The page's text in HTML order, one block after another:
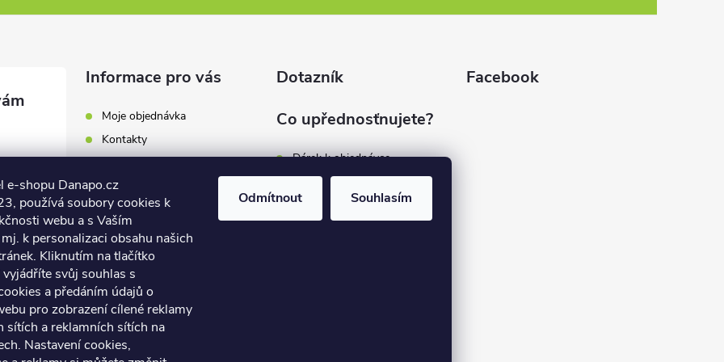
e-shopu Danapo.cz
používá soubory cookies k
webu a s Vaším
k personalizaci obsahu našich
Kliknutím na tlačítko
vyjádříte svůj souhlas s
a předáním údajů o
pro zobrazení cílené reklamy
sítích a reklamních sítích na
Nastavení cookies,
Odmítnout Souhlasím
446
446
Informace pro vás
Moje objednávka
Kontakty
Hodnocení obchodu
Obchodní podmínky
Reklamace a výměna zboží
Podmínky ochrany osobních
údajů
Soubory cookies
Napište nám
Jak nakupovat? / How to
shop?
Dotazník
Co upřednosťnujete?
Dárek k objednávce
Zákaznický servis
Dopravu zdarma
Facebook